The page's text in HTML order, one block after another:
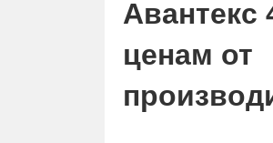
Авантекс
ценам от